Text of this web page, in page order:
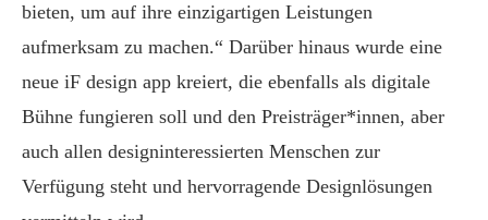
bieten, um auf ihre einzigartigen Leistungen
aufmerksam zu machen.“ Darüber hinaus wurde eine
neue iF design app kreiert, die ebenfalls als digitale
Bühne fungieren soll und den Preisträger*innen, aber
auch allen designinteressierten Menschen zur
Verfügung steht und hervorragende Designlösungen